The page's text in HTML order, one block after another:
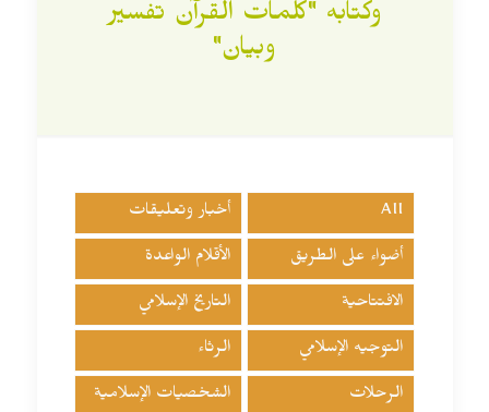
وكتابه "كلمات القرآن تفسير
وبيان"
All أخبار وتعليقات
أضواء على الطريق الأقلام الواعدة
الافتتاحية التاريخ الإسلامي
التوجيه الإسلامي الرثاء
الرحلات الشخصيات الإسلامية